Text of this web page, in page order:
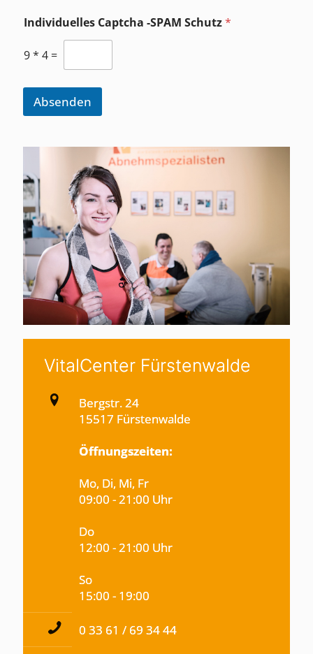
Individuelles Captcha -SPAM Schutz*
9* 4 =
Absenden
VitalCenter Fürstenwalde
Bergstr. 24
15517 Fürstenwalde
Öffnungszeiten:
Mo, Di, Mi, Fr
09:00 - 21:00 Uhr
Do
12:00 - 21:00 Uhr
So
15:00 - 19:00
0 33 61 / 69 34 44